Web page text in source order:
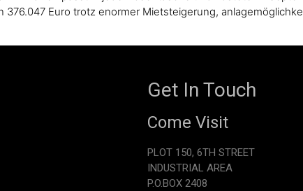
Euro trotz enormer Mietsteigerung,
Get In Touch
Come Visit
PLOT 150, 6TH STREET
INDUSTRIAL AREA
P.O.BOX 2408